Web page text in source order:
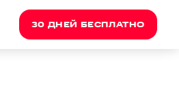
30 ДНЕЙ БЕСПЛАТНО